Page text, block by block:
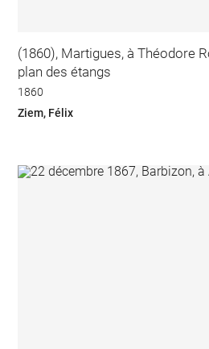
(1860), Martigues, à Théodore
plan des étangs
1860
Ziem, Félix